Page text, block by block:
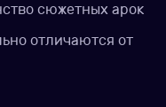
сюжетных арок
отличаются от